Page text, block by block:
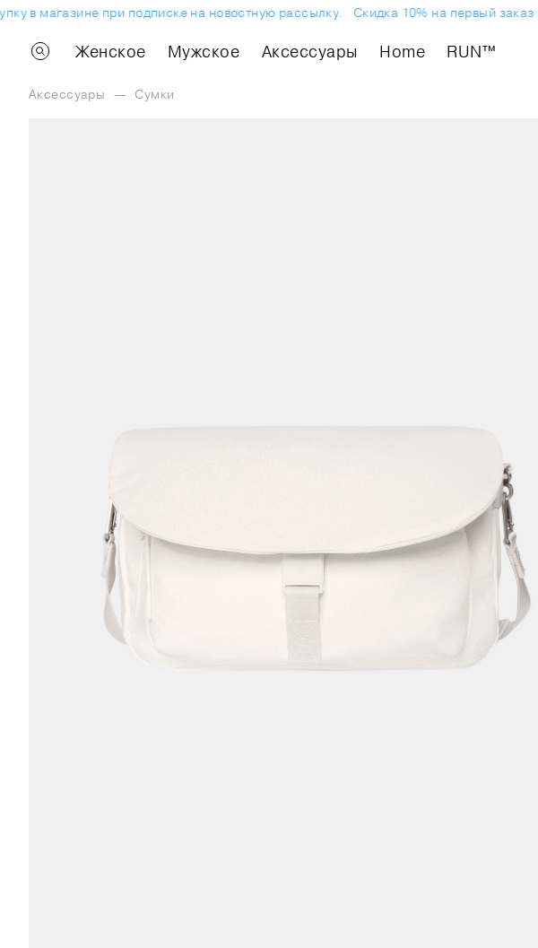
в магазине при подписке на новостную рассылку. Скидка 10% на первый заказ
Женское Мужское Аксессуары Home RUN™
Аксессуары — Сумки